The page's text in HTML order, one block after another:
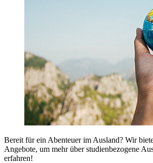
Bereit für ein Abenteuer im Ausland? Wir
Angebote, um mehr über studienbezogene
erfahren!